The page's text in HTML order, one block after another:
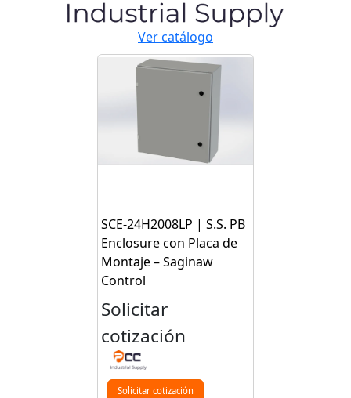
Ver catálogo
SCE-24H2008LP | S.S. PB
Enclosure con Placa de
Montaje – Saginaw
Control
Solicitar
cotización
Solicitar cotización